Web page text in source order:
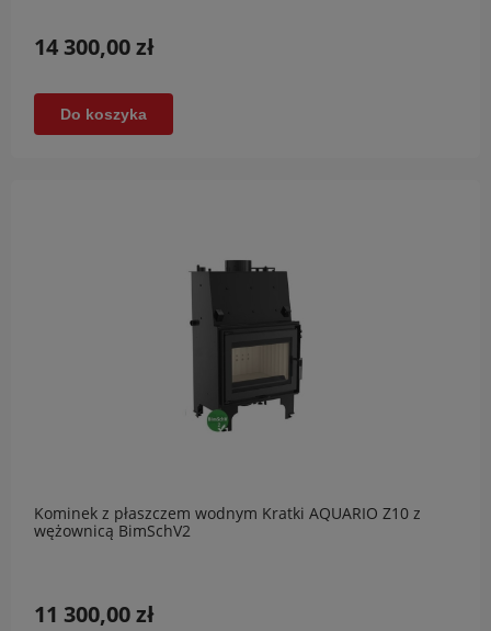
14 300,00 zł
Do koszyka
Kominek z płaszczem wodnym Kratki AQUARIO Z10 z
wężownicą BimSchV2
11 300,00 zł